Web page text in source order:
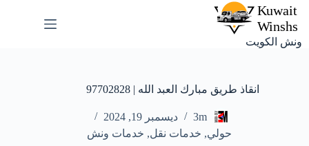
ونش الكويت
انقاذ طريق مبارك العبد الله | 97702828
3m
ديسمبر 19, 2024
حولي, خدمات نقل, خدمات ونش